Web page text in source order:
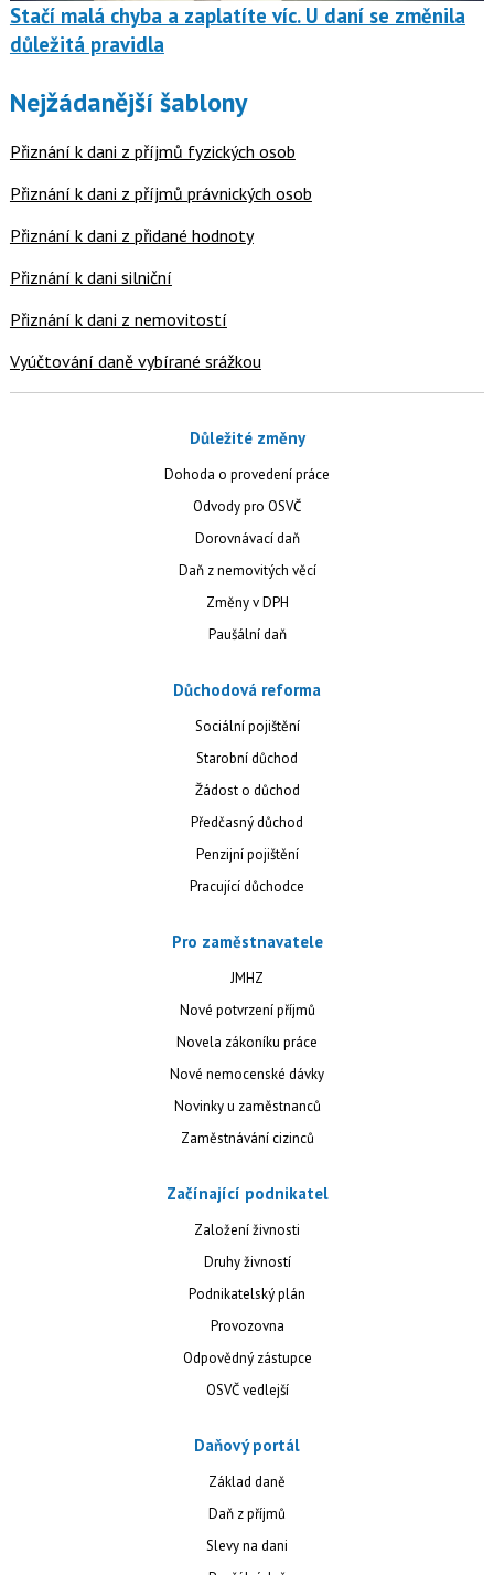
Stačí malá chyba a zaplatíte víc. U daní se změnila
důležitá pravidla
Nejžádanější šablony
Přiznání k dani z příjmů fyzických osob
Přiznání k dani z příjmů právnických osob
Přiznání k dani z přidané hodnoty
Přiznání k dani silniční
Přiznání k dani z nemovitostí
Vyúčtování daně vybírané srážkou
Důležité změny
Dohoda o provedení práce
Odvody pro OSVČ
Dorovnávací daň
Daň z nemovitých věcí
Změny v DPH
Paušální daň
Důchodová reforma
Sociální pojištění
Starobní důchod
Žádost o důchod
Předčasný důchod
Penzijní pojištění
Pracující důchodce
Pro zaměstnavatele
JMHZ
Nové potvrzení příjmů
Novela zákoníku práce
Nové nemocenské dávky
Novinky u zaměstnanců
Zaměstnávání cizinců
Začínající podnikatel
Založení živnosti
Druhy živností
Podnikatelský plán
Provozovna
Odpovědný zástupce
OSVČ vedlejší
Daňový portál
Základ daně
Daň z příjmů
Slevy na dani